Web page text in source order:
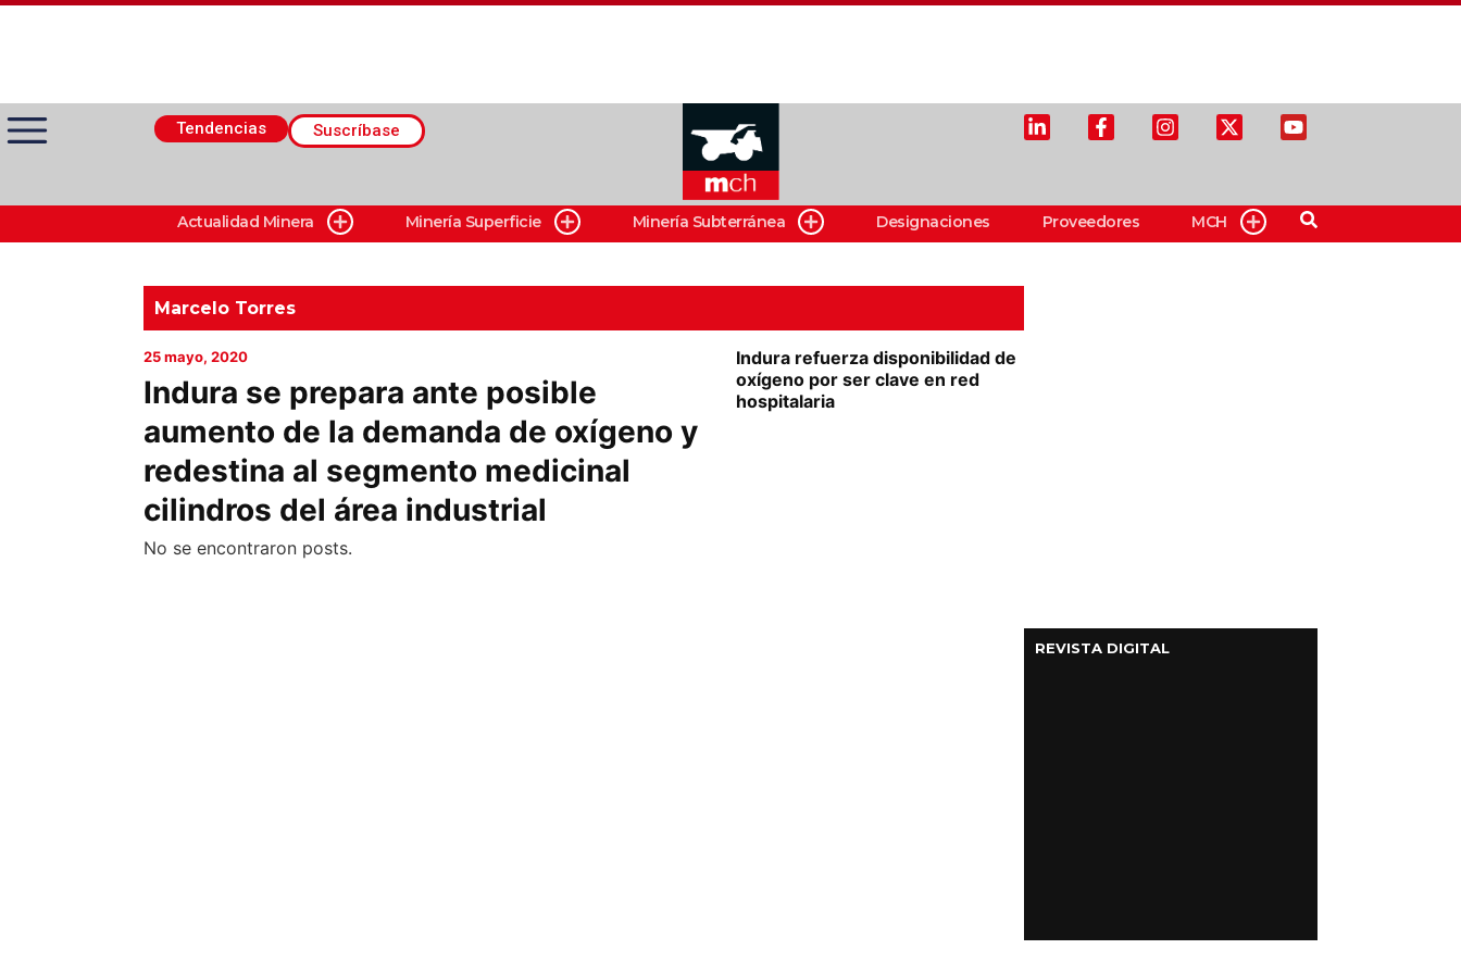
Tendencias Suscríbase
Actualidad Minera
Minería Superficie
Minerí­a Subterránea
Columnas de Opinión
Actualidad Minera Minería Superficie Minería Subterránea Designaciones Proveedores MCH
Marcelo Torres
25 mayo, 2020
Indura se prepara ante posible
aumento de la demanda de oxígeno y
redestina al segmento medicinal
cilindros del área industrial
Indura refuerza disponibilidad de
oxígeno por ser clave en red
hospitalaria
No se encontraron posts.
REVISTA DIGITAL